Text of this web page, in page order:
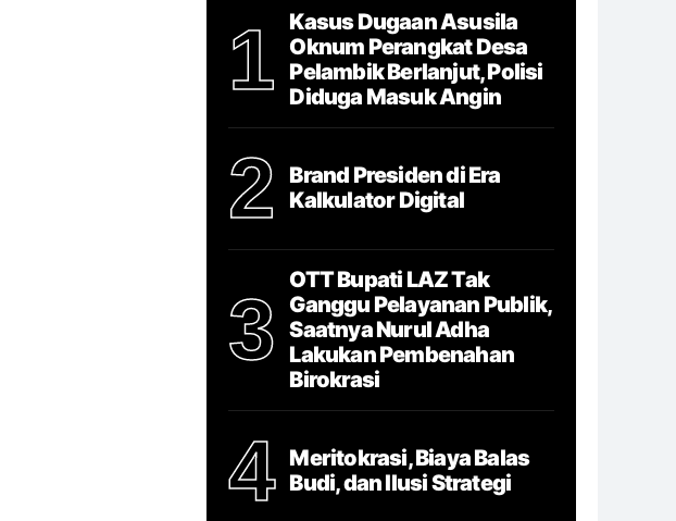
1
Kasus Dugaan Asusila
Oknum Perangkat Desa
Pelambik Berlanjut, Polisi
Diduga Masuk Angin
2
Brand Presiden di Era
Kalkulator Digital
3
OTT Bupati LAZ Tak
Ganggu Pelayanan Publik,
Saatnya Nurul Adha
Lakukan Pembenahan
Birokrasi
4
Meritokrasi, Biaya Balas
Budi, dan Ilusi Strategi